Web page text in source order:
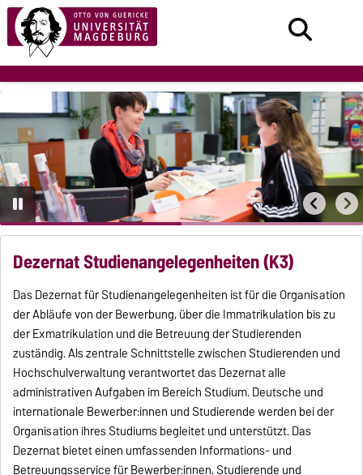
Dezernat Studienangelegenheiten (K3)
Das Dezernat für Studienangelegenheiten ist für die Organisation
der Abläufe von der Bewerbung, über die Immatrikulation bis zu
der Exmatrikulation und die Betreuung der Studierenden
zuständig. Als zentrale Schnittstelle zwischen Studierenden und
Hochschulverwaltung verantwortet das Dezernat alle
administrativen Aufgaben im Bereich Studium. Deutsche und
internationale Bewerber:innen und Studierende werden bei der
Organisation ihres Studiums begleitet und unterstützt. Das
Dezernat bietet einen umfassenden Informations- und
Betreuungsservice für Bewerber:innen, Studierende und